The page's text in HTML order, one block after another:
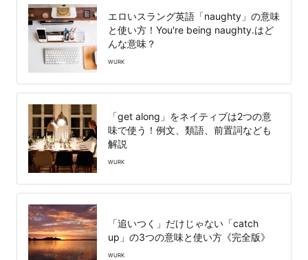
エロいスラング英語「naughty」の意味
と使い方！You're being naughty.はど
んな意味？
WURK
「get along」をネイティブは2つの意
味で使う！例文、類語、前置詞なども
解説
WURK
「追いつく」だけじゃない「catch
up」の3つの意味と使い方《完全版》
WURK